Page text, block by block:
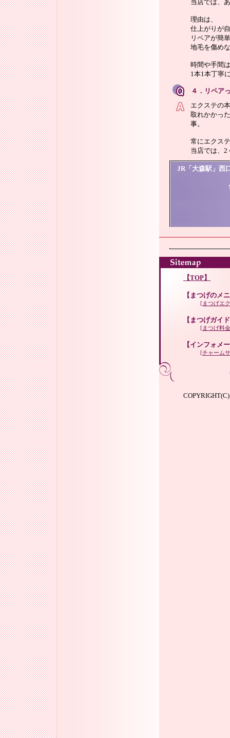
当店では、
理由は、
仕上がりが
リペアが簡
地毛を傷め
時間や手間
1本1本丁寧
４．リペア
エクステの
取れかかっ
事。
常にエクス
当店では、2
JR「大森駅」西
【TOP】
【まつげのメ
[まつげエ
【まつげガイ
[まつげ料
【インフォメ
[チャーム